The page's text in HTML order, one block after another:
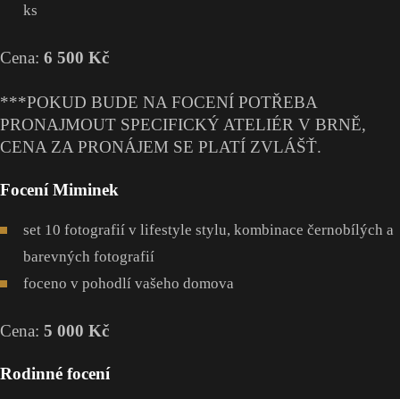
ks
Cena: 6 500 Kč
***POKUD BUDE NA FOCENÍ POTŘEBA
PRONAJMOUT SPECIFICKÝ ATELIÉR V BRNĚ,
CENA ZA PRONÁJEM SE PLATÍ ZVLÁŠŤ.
Focení Miminek
set 10 fotografií v lifestyle stylu, kombinace černobílých a
barevných fotografií
foceno v pohodlí vašeho domova
Cena: 5 000 Kč
Rodinné focení